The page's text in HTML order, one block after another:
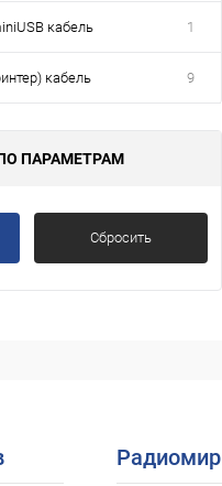
кабель 1
кабель 9
ПАРАМЕТРАМ
Сбросить
Радиомир